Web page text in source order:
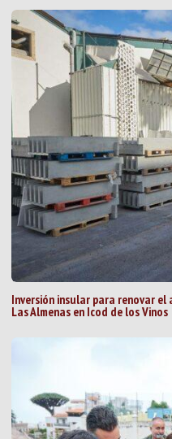
Inversión insular para renovar
Las Almenas en Icod de los Vinos